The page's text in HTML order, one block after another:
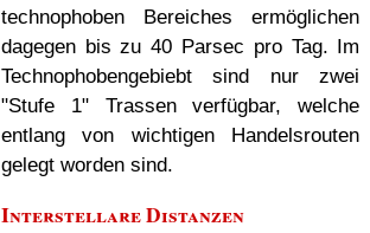
technophoben Bereiches ermöglichen
dagegen bis zu 40 Parsec pro Tag. Im
Technophobengebiebt sind nur zwei
"Stufe 1" Trassen verfügbar, welche
entlang von wichtigen Handelsrouten
gelegt worden sind.
Interstellare Distanzen